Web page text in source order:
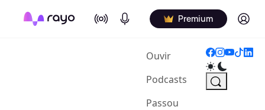
On Air Podcasts Premium Log in
Ouvir(current)
Podcasts
Passou